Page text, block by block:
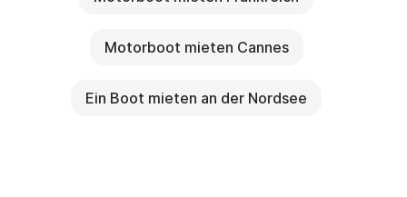
Motorboot mieten Cannes
Ein Boot mieten an der Nordsee